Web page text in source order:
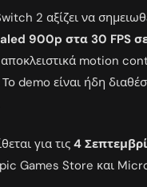
2 αξίζει να
900p στα 30 FPS
αποκλειστικά motion
demo είναι ήδη
για τις4
Games Store και